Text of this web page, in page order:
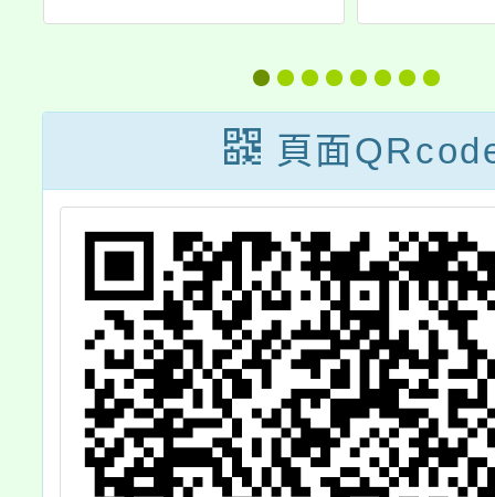
辦理「校訂跨領
域課程與學習任
務設計之課程博
覽會」教師專業
研習
年度
能研
頁面